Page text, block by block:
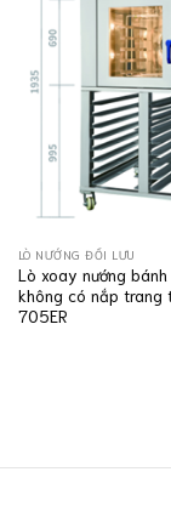
LÒ NƯỚNG ĐỐI LƯU
Lò xoay nướng
không có nắp trang
705ER